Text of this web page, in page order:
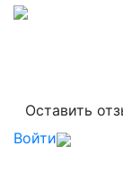
Оставить
Войти